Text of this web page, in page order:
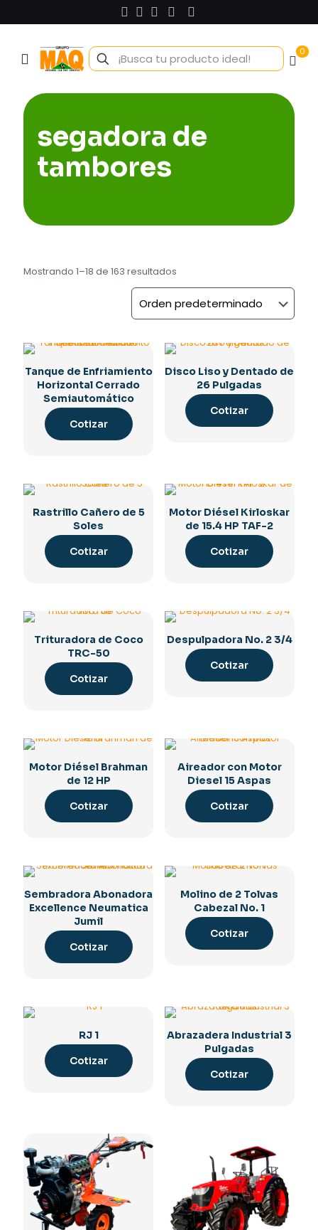
0
segadora de
tambores
Mostrando 1–18 de 163 resultados
Tanque de Enfriamiento
Horizontal Cerrado
Semiautomático
Cotizar
Disco Liso y Dentado de
26 Pulgadas
Cotizar
Rastrillo Cañero de 5
Soles
Cotizar
Motor Diésel Kirloskar
de 15.4 HP TAF-2
Cotizar
Trituradora de Coco
TRC-50
Cotizar
Despulpadora No. 2 3/4
Cotizar
Motor Diésel Brahman
de 12 HP
Cotizar
Aireador con Motor
Diesel 15 Aspas
Cotizar
Sembradora Abonadora
Excellence Neumatica
Jumil
Cotizar
Molino de 2 Tolvas
Cabezal No. 1
Cotizar
RJ 1
Cotizar
Abrazadera Industrial 3
Pulgadas
Cotizar